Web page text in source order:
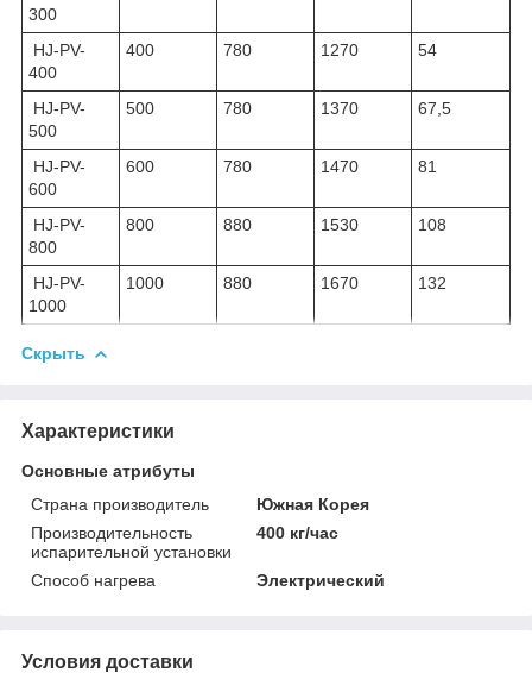
300
HJ-PV-
400
400 780 1270 54
HJ-PV-
500
500 780 1370 67,5
HJ-PV-
600
600 780 1470 81
HJ-PV-
800
800 880 1530 108
HJ-PV-
1000
1000 880 1670 132
Скрыть
Характеристики
Основные атрибуты
Страна производитель
Южная Корея
Производительность
испарительной установки
400 кг/час
Способ нагрева Электрический
Условия доставки